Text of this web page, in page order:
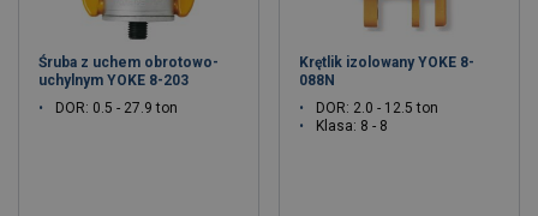
Śruba z uchem obrotowo-
uchylnym YOKE 8-203
DOR: 0.5 - 27.9 ton
Krętlik izolowany YOKE 8-
088N
DOR: 2.0 - 12.5 ton
Klasa: 8 - 8